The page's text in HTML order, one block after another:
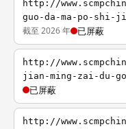
http://
guo-da-ma-po-
截至 2026 年 已屏蔽
http://
jian-ming-zai-du-
已屏蔽
http://